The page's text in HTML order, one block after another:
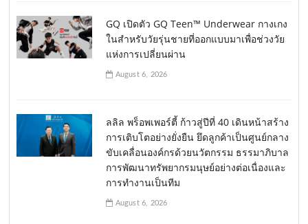
GQ เปิดตัว GQ Teen™ Underwear กางเกง
ในสำหรับวัยรุ่นชายที่ออกแบบมาเพื่อช่วงวัย
แห่งการเปลี่ยนผ่าน
August 6, 2026
ลลิล พร็อพเพอร์ตี้ ก้าวสู่ปีที่ 40 เดินหน้าสร้าง
การเติบโตอย่างยั่งยืน ยึดลูกค้าเป็นศูนย์กลาง
ขับเคลื่อนองค์กรด้วยนวัตกรรม ธรรมาภิบาล
การพัฒนาทรัพยากรมนุษย์อย่างต่อเนื่องและ
การทำงานเป็นทีม
August 6, 2026